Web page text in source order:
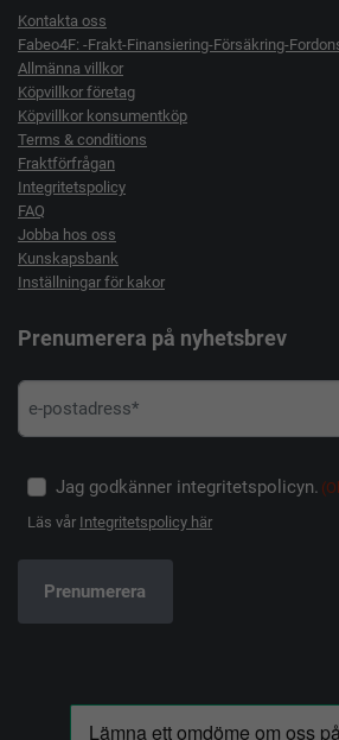
Kontakta oss
Fabeo4F: -Frakt-Finansiering-Försäkring-
Allmänna villkor
Köpvillkor företag
Köpvillkor konsumentköp
Terms & conditions
Fraktförfrågan
Integritetspolicy
FAQ
Jobba hos oss
Kunskapsbank
Inställningar för kakor
Prenumerera på nyhetsbrev
Jag godkänner integritetspolicyn.
Läs vår Integritetspolicy här